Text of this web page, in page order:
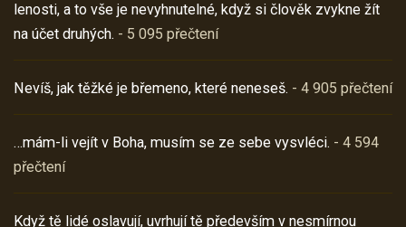
lenosti, a to vše je nevyhnutelné, když si člověk zvykne žít
na účet druhých. - 5 095 přečtení
Nevíš, jak těžké je břemeno, které neneseš. - 4 905 přečtení
…mám-li vejít v Boha, musím se ze sebe vysvléci. - 4 594
přečtení
Když tě lidé oslavují, uvrhují tě především v nesmírnou